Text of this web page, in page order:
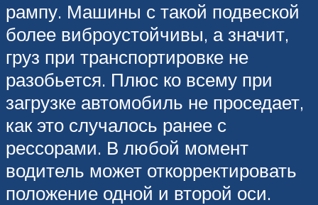
рампу. Машины с такой подвеской
более виброустойчивы, а значит,
груз при транспортировке не
разобьется. Плюс ко всему при
загрузке автомобиль не проседает,
как это случалось ранее с
рессорами. В любой момент
водитель может откорректировать
положение одной и второй оси.